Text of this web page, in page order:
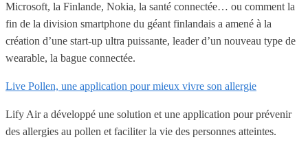
Microsoft, la Finlande, Nokia, la santé connectée… ou comment la
fin de la division smartphone du géant finlandais a amené à la
création d’une start-up ultra puissante, leader d’un nouveau type de
wearable, la bague connectée.
Live Pollen, une application pour mieux vivre son allergie
Lify Air a développé une solution et une application pour prévenir
des allergies au pollen et faciliter la vie des personnes atteintes.